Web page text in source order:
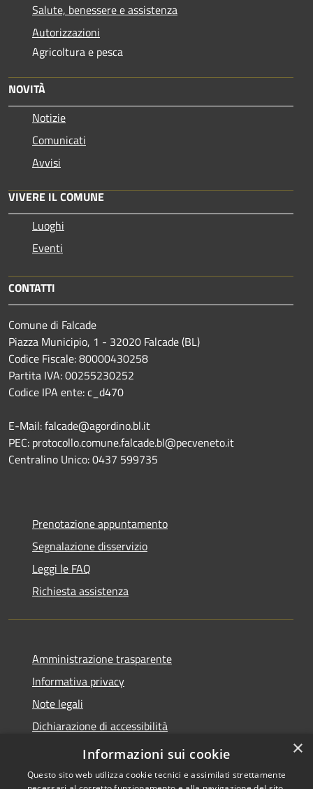
Salute, benessere e assistenza
Autorizzazioni
Agricoltura e pesca
NOVITÀ
Notizie
Comunicati
Avvisi
VIVERE IL COMUNE
Luoghi
Eventi
CONTATTI
Comune di Falcade
Piazza Municipio, 1 - 32020 Falcade (BL)
Codice Fiscale: 80000430258
Partita IVA: 00255230252
Codice IPA ente: c_d470
E-Mail: falcade@agordino.bl.it
PEC: protocollo.comune.falcade.bl@pecveneto.it
Centralino Unico: 0437 599735
Prenotazione appuntamento
Segnalazione disservizio
Leggi le FAQ
Richiesta assistenza
Amministrazione trasparente
Informativa privacy
Note legali
Dichiarazione di accessibilità
Dichiarazione di accessibilità App Municipium
×
Informazioni sui cookie
Questo sito web utilizza cookie tecnici e assimilati strettamente